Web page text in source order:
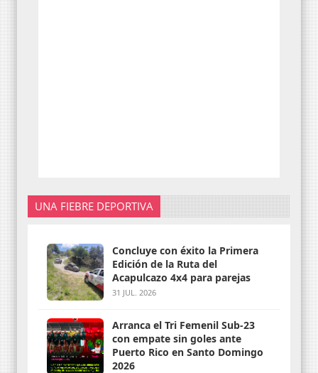
UNA FIEBRE DEPORTIVA
Concluye con éxito la Primera
Edición de la Ruta del
Acapulcazo 4x4 para parejas
31 JUL. 2026
Arranca el Tri Femenil Sub-23
con empate sin goles ante
Puerto Rico en Santo Domingo
2026